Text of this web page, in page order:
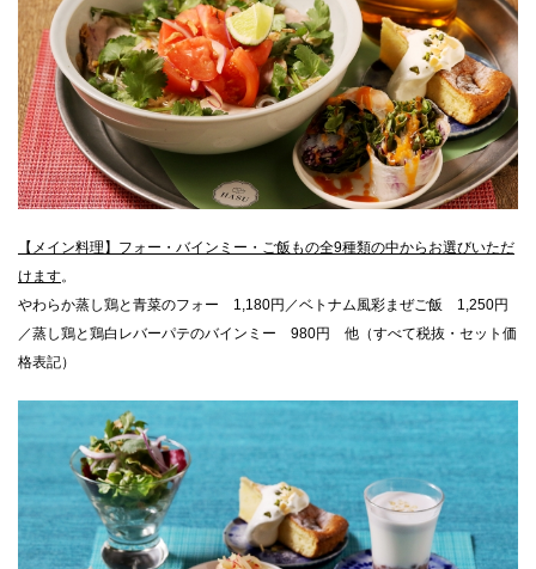
【メイン料理】フォー・バインミー・ご飯もの全9種類の中からお選びいただ
けます。
やわらか蒸し鶏と青菜のフォー 1,180円／ベトナム風彩まぜご飯 1,250円
／蒸し鶏と鶏白レバーパテのバインミー 980円 他（すべて税抜・セット価
格表記）